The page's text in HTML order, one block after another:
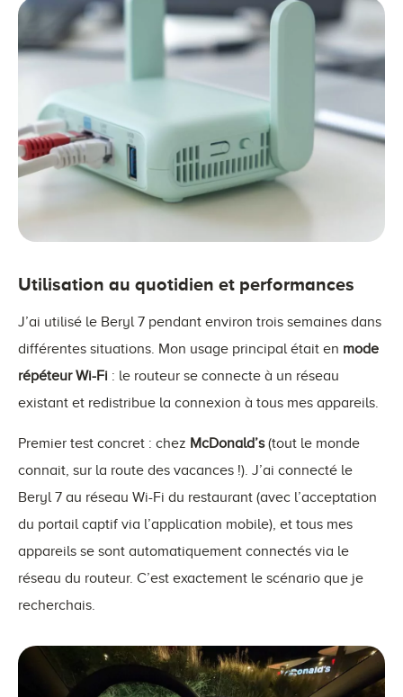
Utilisation au quotidien et performances
J’ai utilisé le Beryl 7 pendant environ trois semaines dans
différentes situations. Mon usage principal était en mode
répéteur Wi-Fi : le routeur se connecte à un réseau
existant et redistribue la connexion à tous mes appareils.
Premier test concret : chez McDonald’s(tout le monde
connait, sur la route des vacances !). J’ai connecté le
Beryl 7 au réseau Wi-Fi du restaurant (avec l’acceptation
du portail captif via l’application mobile), et tous mes
appareils se sont automatiquement connectés via le
réseau du routeur. C’est exactement le scénario que je
recherchais.